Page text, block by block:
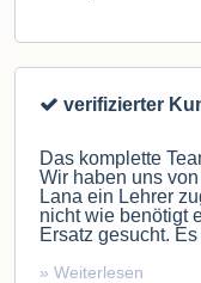
verifizierter
Das komplette
Wir haben uns
Lana ein Lehrer
nicht wie benötigt
Ersatz gesucht.
» Weiterlesen